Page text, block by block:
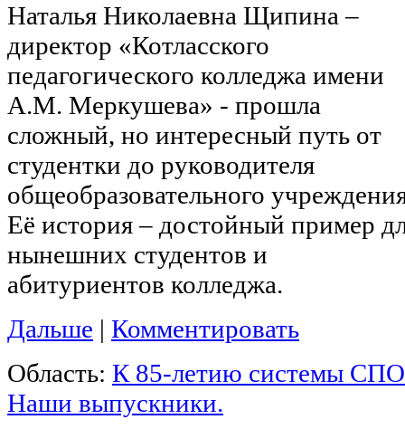
Наталья Николаевна Щипина –
директор «Котласского
педагогического колледжа имени
А.М. Меркушева» - прошла
сложный, но интересный путь от
студентки до руководителя
общеобразовательного
Её история – достойный пример
нынешних студентов и
абитуриентов колледжа.
Дальше | Комментировать
Область: К 85-летию системы
Наши выпускники.